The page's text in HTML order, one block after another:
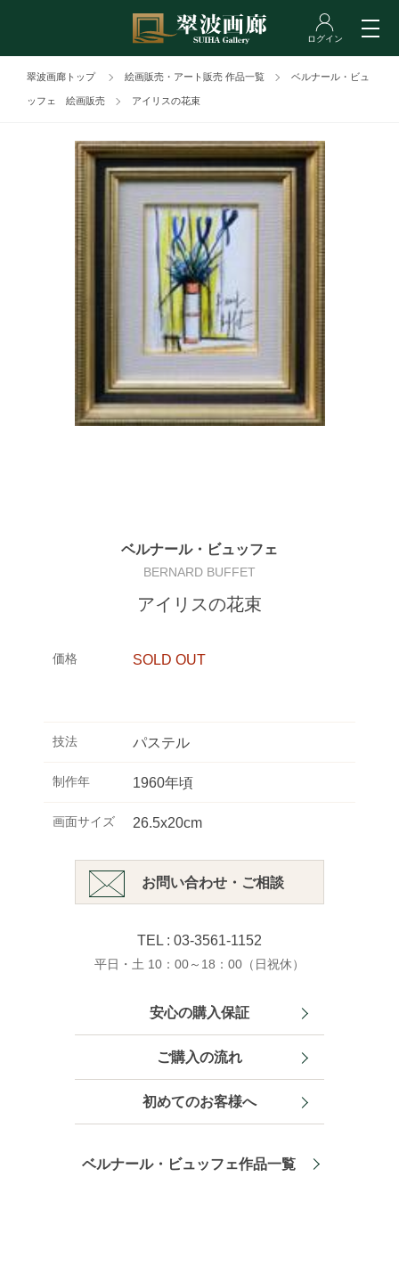
翠波画廊トップ 絵画販売・アート販売 作品一覧 ベルナール・ビュ
ッフェ 絵画販売 アイリスの花束
ベルナール・ビュッフェ
BERNARD BUFFET
アイリスの花束
価格 SOLD OUT
技法 パステル
制作年 1960年頃
画面サイズ 26.5x20cm
お問い合わせ・ご相談
TEL : 03-3561-1152
平日・土 10：00～18：00（日祝休）
安心の購入保証
ご購入の流れ
初めてのお客様へ
ベルナール・ビュッフェ作品一覧